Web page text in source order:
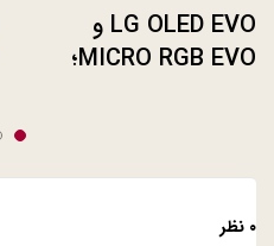
LG OLED EVO و
MICRO RGB EVO؛
۰ نظر